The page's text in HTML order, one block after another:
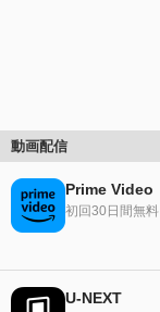
動画配信
Prime Video
初回30日間無料
U-NEXT